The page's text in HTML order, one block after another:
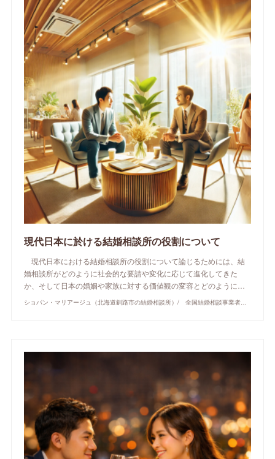
現代日本に於ける結婚相談所の役割について
現代日本における結婚相談所の役割について論じるためには、結
婚相談所がどのように社会的な要請や変化に応じて進化してきた
か、そして日本の婚姻や家族に対する価値観の変容とどのように…
ショパン・マリアージュ（北海道釧路市の結婚相談所）/ 全国結婚相談事業者連盟正規加盟店 / cherry-piano.com